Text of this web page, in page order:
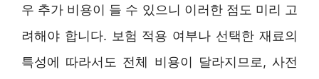
우 추가 비용이 들 수 있으니 이러한 점도 미리 고
려해야 합니다. 보험 적용 여부나 선택한 재료의
특성에 따라서도 전체 비용이 달라지므로, 사전